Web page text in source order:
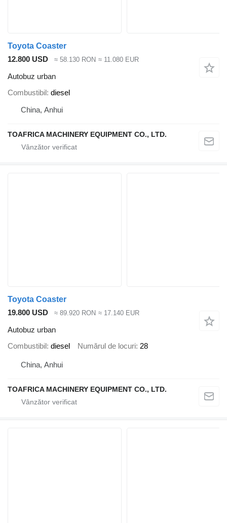
Toyota Coaster
12.800 USD
≈ 58.130 RON ≈ 11.080 EUR
Autobuz urban
Combustibil diesel
China, Anhui
TOAFRICA MACHINERY EQUIPMENT CO., LTD.
Toyota Coaster
19.800 USD
≈ 89.920 RON ≈ 17.140 EUR
Autobuz urban
Combustibil diesel Numărul de locuri 28
China, Anhui
TOAFRICA MACHINERY EQUIPMENT CO., LTD.